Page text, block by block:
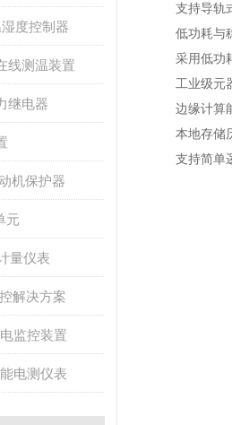
度控制器
线测温装置
继电器
机保护器
元
量仪表
解决方案
监控装置
电测仪表
支持导轨
低功耗与
采用低功
工业级元
边缘计算
本地存储
支持简单